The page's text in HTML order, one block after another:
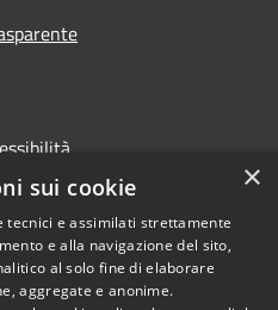
Copyright © 2026 • Comune di
×
sui cookie
tecnici e assimilati strettamente
e alla navigazione del sito,
al solo fine di elaborare
aggregate e anonime.